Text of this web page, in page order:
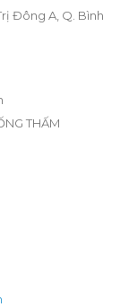
Đông A, Q. Bình
THẤM